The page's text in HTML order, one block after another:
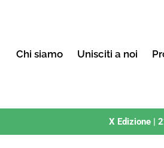
Chi siamo Unisciti a noi
X Edizione |